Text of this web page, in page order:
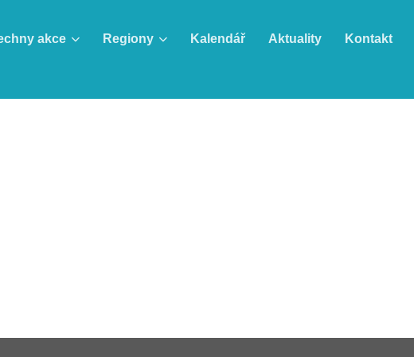
akce Regiony Kalendář Aktuality Kontakt